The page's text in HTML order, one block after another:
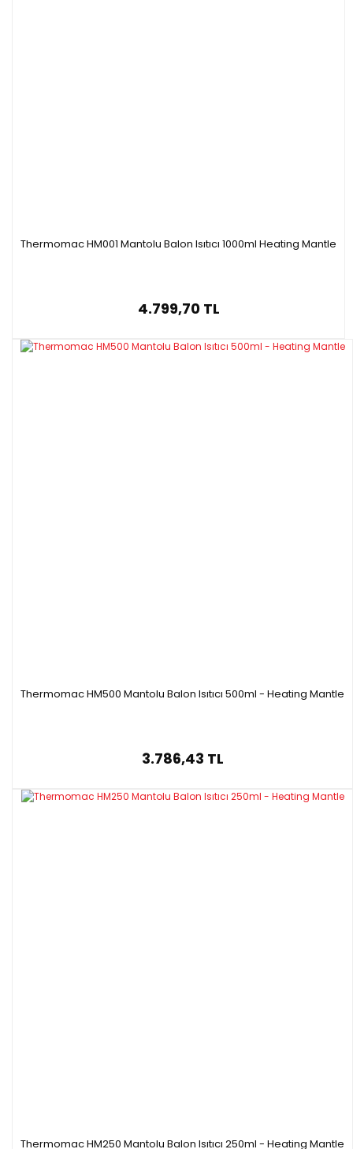
Thermomac HM001 Mantolu Balon Isıtıcı 1000ml Heating Mantle
4.799,70 TL
Thermomac HM500 Mantolu Balon Isıtıcı 500ml - Heating Mantle
3.786,43 TL
Thermomac HM250 Mantolu Balon Isıtıcı 250ml - Heating Mantle